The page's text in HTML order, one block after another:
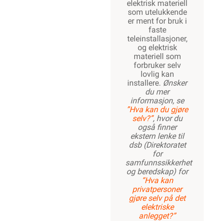
elektrisk materiell
som utelukkende
er ment for bruk i
faste
teleinstallasjoner,
og elektrisk
materiell som
forbruker selv
lovlig kan
installere. Ønsker
du mer
informasjon, se
”Hva kan du gjøre
selv?”, hvor du
også finner
ekstern lenke til
dsb (Direktoratet
for
samfunnssikkerhet
og beredskap) for
“Hva kan
privatpersoner
gjøre selv på det
elektriske
anlegget?”